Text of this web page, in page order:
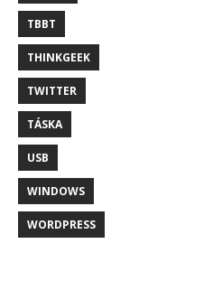
TBBT
THINKGEEK
TWITTER
TÁSKA
USB
WINDOWS
WORDPRESS